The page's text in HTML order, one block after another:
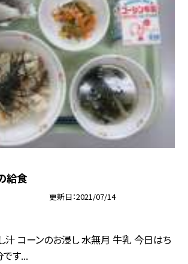
給食
更新日 2021/07/14
汁 コーンのお浸し 水無月 牛乳 今日はち
です...